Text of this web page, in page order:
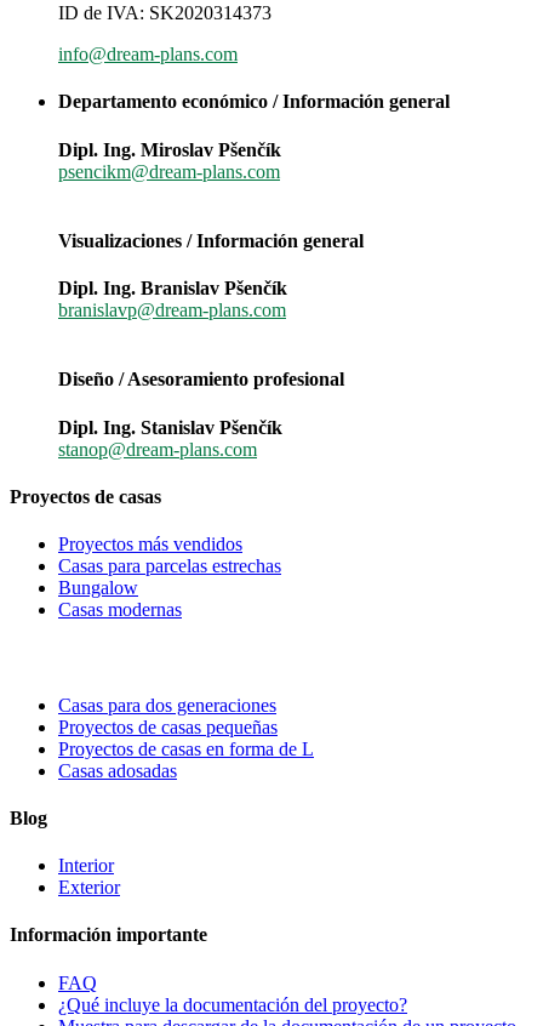
ID de IVA: SK2020314373
info@dream-plans.com
Departamento económico / Información general
Dipl. Ing. Miroslav Pšenčík
psencikm@dream-plans.com
Visualizaciones / Información general
Dipl. Ing. Branislav Pšenčík
branislavp@dream-plans.com
Diseño / Asesoramiento profesional
Dipl. Ing. Stanislav Pšenčík
stanop@dream-plans.com
Proyectos de casas
Proyectos más vendidos
Casas para parcelas estrechas
Bungalow
Casas modernas
Casas para dos generaciones
Proyectos de casas pequeñas
Proyectos de casas en forma de L
Casas adosadas
Blog
Interior
Exterior
Información importante
FAQ
¿Qué incluye la documentación del proyecto?